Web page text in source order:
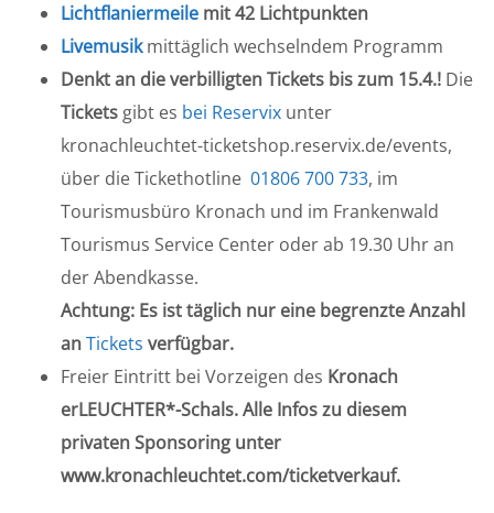
Lichtflaniermeile mit 42 Lichtpunkten
Livemusik mittäglich wechselndem Programm
Denkt an die verbilligten Tickets bis zum 15.4.! Die
Tickets gibt es bei Reservix unter
kronachleuchtet-ticketshop.reservix.de/events,
über die Tickethotline 01806 700 733, im
Tourismusbüro Kronach und im Frankenwald
Tourismus Service Center oder ab 19.30 Uhr an
der Abendkasse.
Achtung: Es ist täglich nur eine begrenzte Anzahl
anTickets verfügbar.
Freier Eintritt bei Vorzeigen des Kronach
erLEUCHTER*-Schals. Alle Infos zu diesem
privaten Sponsoring unter
www.kronachleuchtet.com/ticketverkauf.